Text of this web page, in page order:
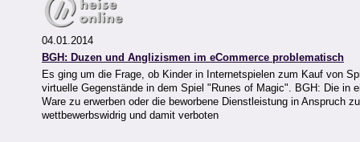
04.01.2014
BGH: Duzen und Anglizismen im eCommerce problematisch
Es ging um die Frage, ob Kinder in Internetspielen zum Kauf von
virtuelle Gegenstände in dem Spiel "Runes of Magic". BGH: Die in
Ware zu erwerben oder die beworbene Dienstleistung in Anspruch
wettbewerbswidrig und damit verboten